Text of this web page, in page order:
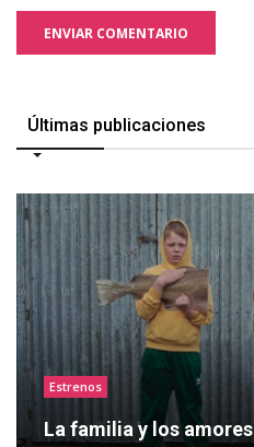
ENVIAR COMENTARIO
Últimas publicaciones
Estrenos
La familia y los